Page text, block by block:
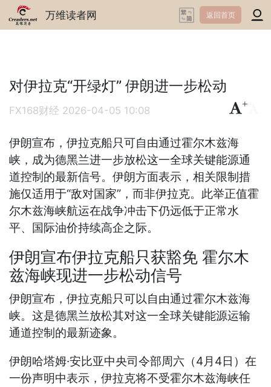
万维读者网 返回首页
对伊拉克“开绿灯” 伊朗进一步松动
FX168财经 2026-04-05 10:08
+
伊朗宣布，伊拉克船只可自由通过霍尔木兹海
峡，成为德黑兰进一步放松这一全球关键能源通
道控制的最新信号。伊朗方面表示，相关限制措
施仅适用于“敌对国家”，而非伊拉克。此举正值霍
尔木兹海峡航运在战争冲击下仍远低于正常水
平、国际油价持续高企之际。
伊朗宣布伊拉克船只获豁免 霍尔木
兹海峡现进一步松动信号
伊朗宣布，伊拉克船只可以自由通过霍尔木兹海
峡。这是德黑兰放松其对这一全球关键能源运输
通道控制的最新迹象。
伊朗哈塔姆·安比亚中央司令部周六（4月4日）在
一份声明中表示，伊拉克将不受霍尔木兹海峡任